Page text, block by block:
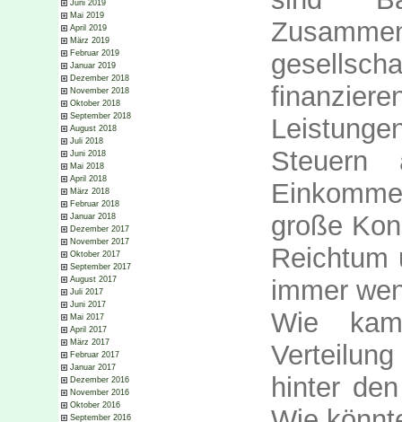
Juni 2019
Mai 2019
April 2019
März 2019
Februar 2019
Januar 2019
Dezember 2018
November 2018
Oktober 2018
September 2018
August 2018
Juli 2018
Juni 2018
Mai 2018
April 2018
März 2018
Februar 2018
Januar 2018
Dezember 2017
November 2017
Oktober 2017
September 2017
August 2017
Juli 2017
Juni 2017
Mai 2017
April 2017
März 2017
Februar 2017
Januar 2017
Dezember 2016
November 2016
Oktober 2016
September 2016
Steuern
große
Reichtum
immer
Wie
hinter